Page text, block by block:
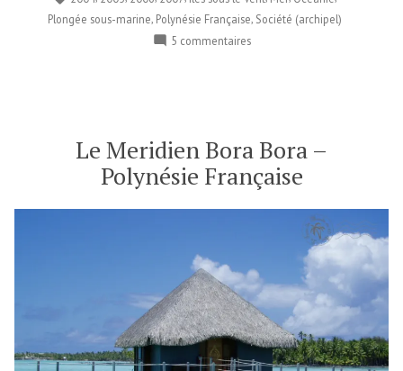
Plongée sous-marine Polynésie Française Société (archipel)
5 commentairessur
Française
Le Meridien Bora Bora –
Polynésie Française